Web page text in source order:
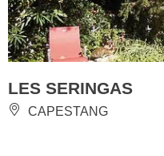
LES SERINGAS
CAPESTANG